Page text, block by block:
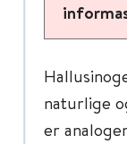
naturlige
er